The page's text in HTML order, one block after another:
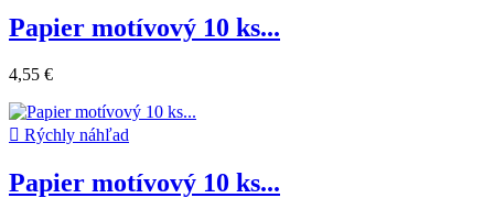
Papier motívový 10 ks...
4,55 €
 Rýchly náhľad
Papier motívový 10 ks...